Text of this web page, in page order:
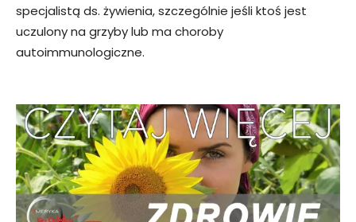
specjalistą ds. żywienia, szczególnie jeśli ktoś jest
uczulony na grzyby lub ma choroby
autoimmunologiczne.